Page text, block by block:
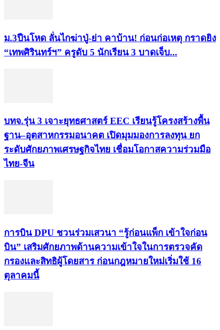
ม.3ปืนโหด ลั่นไกฆ่าปู่-ย่า คาบ้าน! ก่อนก่อเหตุ กราดยิง
“เทพศิรินทร์ฯ” ครูดับ 5 นักเรียน 3 บาดเจ็บ...
บทจ.รุ่น 3 เจาะยุทธศาสตร์ EEC เรียนรู้โครงสร้างพื้น
ฐาน–อุตสาหกรรมอนาคต เปิดมุมมองการลงทุน ยก
ระดับศักยภาพเศรษฐกิจไทย เชื่อมโอกาสความร่วมมือ
ไทย-จีน
การบิน DPU ชวนร่วมเสวนา “รู้ก่อนแพ็ก เข้าใจก่อน
บิน” เสริมศักยภาพด้านความเข้าใจในการตรวจคัด
กรองและสิทธิผู้โดยสาร ก่อนกฎหมายใหม่เริ่มใช้ 16
ตุลาคมนี้